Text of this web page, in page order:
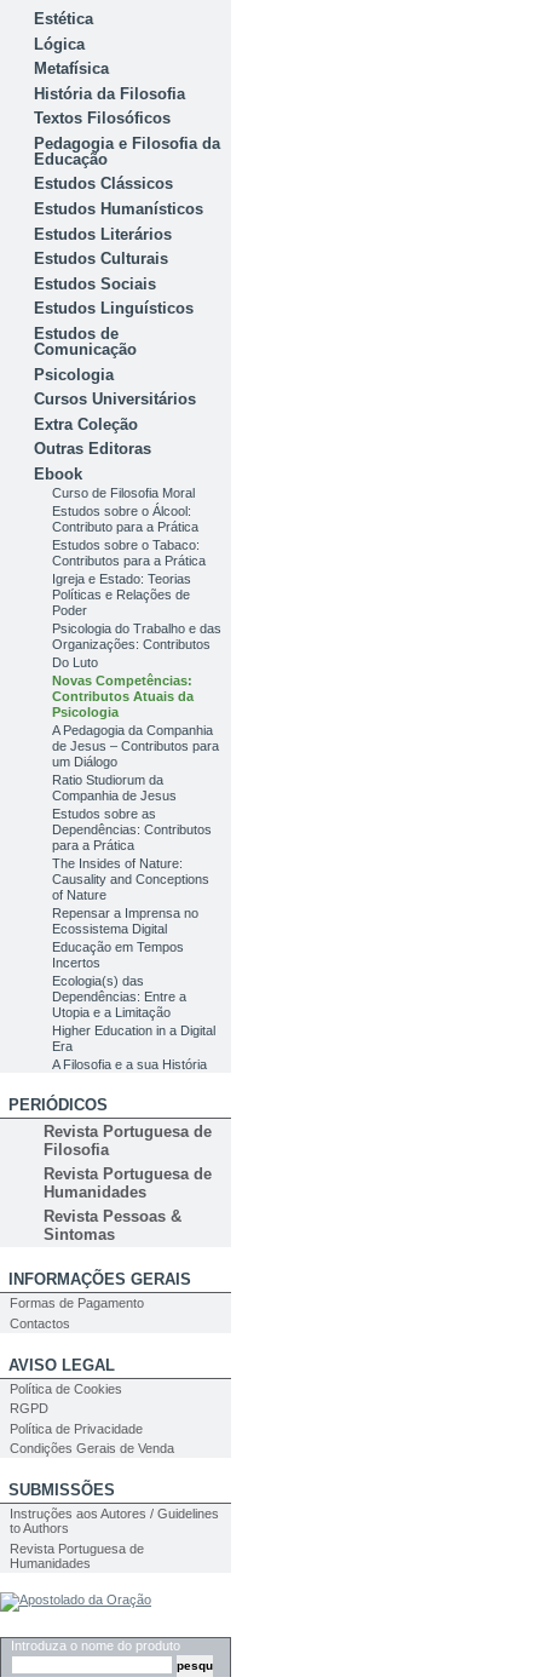
Estética
Lógica
Metafísica
História da Filosofia
Textos Filosóficos
Pedagogia e Filosofia da
Educação
Estudos Clássicos
Estudos Humanísticos
Estudos Literários
Estudos Culturais
Estudos Sociais
Estudos Linguísticos
Estudos de
Comunicação
Psicologia
Cursos Universitários
Extra Coleção
Outras Editoras
Ebook
Curso de Filosofia Moral
Estudos sobre o Álcool:
Contributo para a Prática
Estudos sobre o Tabaco:
Contributos para a Prática
Igreja e Estado: Teorias
Políticas e Relações de
Poder
Psicologia do Trabalho e das
Organizações: Contributos
Do Luto
Novas Competências:
Contributos Atuais da
Psicologia
A Pedagogia da Companhia
de Jesus – Contributos para
um Diálogo
Ratio Studiorum da
Companhia de Jesus
Estudos sobre as
Dependências: Contributos
para a Prática
The Insides of Nature:
Causality and Conceptions
of Nature
Repensar a Imprensa no
Ecossistema Digital
Educação em Tempos
Incertos
Ecologia(s) das
Dependências: Entre a
Utopia e a Limitação
Higher Education in a Digital
Era
A Filosofia e a sua História
PERIÓDICOS
Revista Portuguesa de
Filosofia
Revista Portuguesa de
Humanidades
Revista Pessoas &
Sintomas
INFORMAÇÕES GERAIS
Formas de Pagamento
Contactos
AVISO LEGAL
Política de Cookies
RGPD
Política de Privacidade
Condições Gerais de Venda
SUBMISSÕES
Instruções aos Autores / Guidelines
to Authors
Revista Portuguesa de
Humanidades
Introduza o nome do produto